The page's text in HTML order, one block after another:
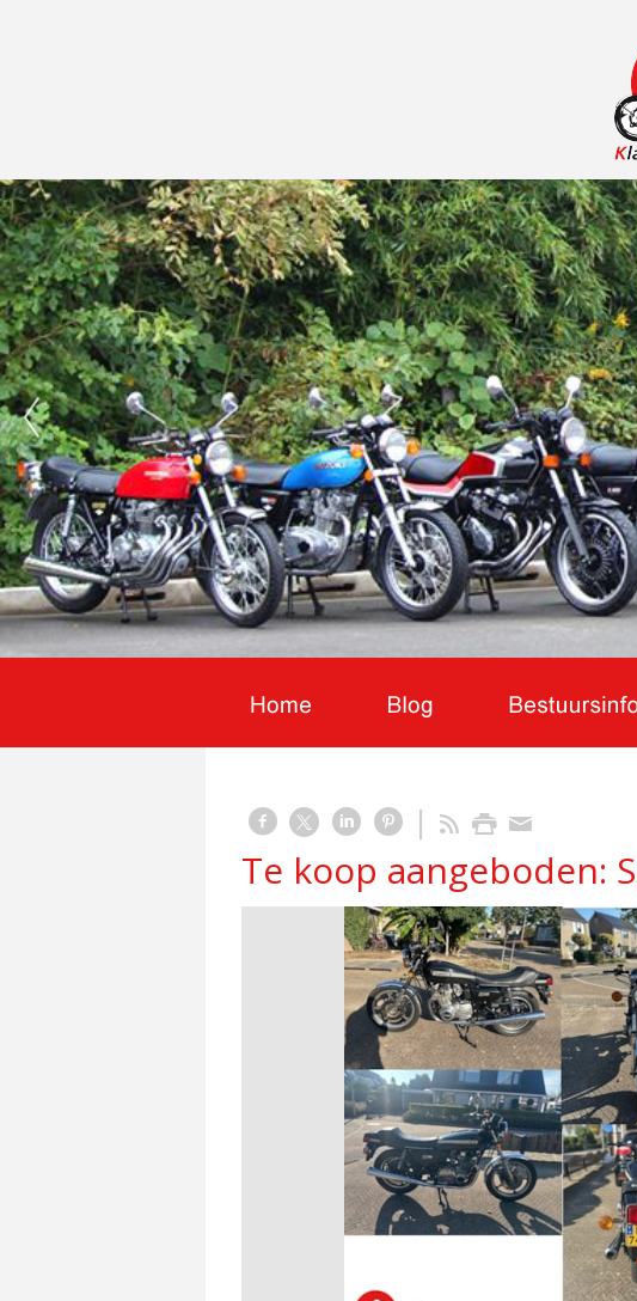
Te koop aangeboden: